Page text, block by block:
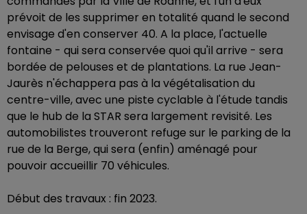
prévoit de les supprimer en totalité quand le second
envisage d'en conserver 40. A la place, l'actuelle
fontaine - qui sera conservée quoi qu'il arrive - sera
bordée de pelouses et de plantations. La rue Jean-
Jaurès n'échappera pas à la végétalisation du
centre-ville, avec une piste cyclable à l'étude tandis
que le hub de la STAR sera largement revisité. Les
automobilistes trouveront refuge sur le parking de la
rue de la Berge, qui sera (enfin) aménagé pour
pouvoir accueillir 70 véhicules.
Début des travaux : fin 2023.